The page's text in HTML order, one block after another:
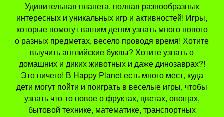
Удивительная планета, полная разнообразных
интересных и уникальных игр и активностей! Игры,
которые помогут вашим детям узнать много нового
о разных предметах, весело проводя время! Хотите
выучить английские буквы? Хотите узнать о
домашних и диких животных и даже динозаврах?!
Это ничего! В Happy Planet есть много мест, куда
дети могут пойти и поиграть в веселые игры, чтобы
узнать что-то новое о фруктах, цветах, овощах,
бытовой технике, математике, транспортных